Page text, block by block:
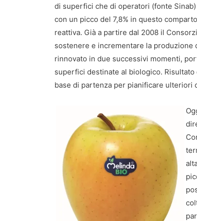
di superfici che di operatori (fonte
con un picco del 7,8% in questo
reattiva. Già a partire dal 2008 il
sostenere e incrementare la produzione
rinnovato in due successivi momenti,
superfici destinate al biologico.
base di partenza per pianificare ulteriori